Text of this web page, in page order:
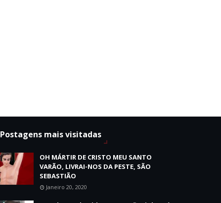
Postagens mais visitadas
OH MÁRTIR DE CRISTO MEU SANTO
VARÃO, LIVRAI-NOS DA PESTE, SÃO
SEBASTIÃO
Janeiro 20, 2020